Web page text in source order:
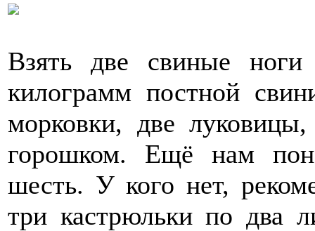
Взять две свиные ноги
килограмм постной
морковки, две
горошком. Ещё нам
шесть. У кого нет,
три кастрюльки по два